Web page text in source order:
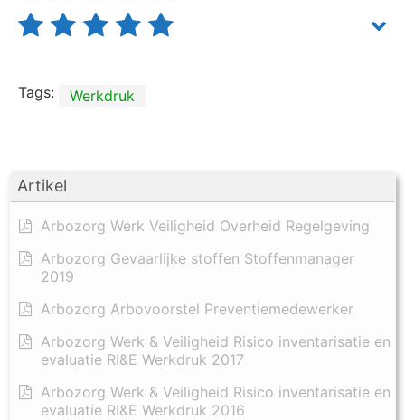
Artikel
Arbozorg Werk Veiligheid Overheid Regelgeving
Arbozorg Gevaarlijke stoffen Stoffenmanager
2019
Arbozorg Arbovoorstel Preventiemedewerker
Arbozorg Werk & Veiligheid Risico inventarisatie en
evaluatie RI&E Werkdruk 2017
Arbozorg Werk & Veiligheid Risico inventarisatie en
evaluatie RI&E Werkdruk 2016
Tags: Werkdruk